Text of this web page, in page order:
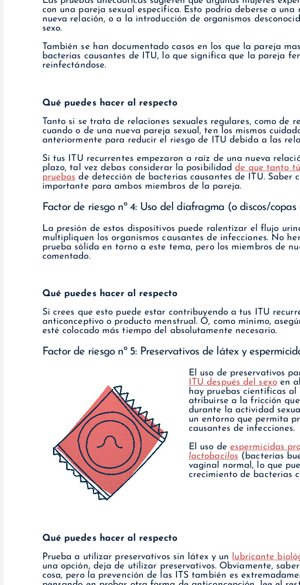
con una pareja sexual específica. Esto podría deberse a
nueva relación, o a la introducción de organismos
sexo.
También se han documentado casos en los que la pareja
bacterias causantes de ITU, lo que significa que la pareja
reinfectándose.
Qué puedes hacer al respecto
Tanto si se trata de relaciones sexuales regulares, como de
cuando o de una nueva pareja sexual, ten los mismos
anteriormente para reducir el riesgo de ITU debida a las
Si tus ITU recurrentes empezaron a raíz de una nueva
plazo, tal vez debas considerar la posibilidad de que tanto
pruebas de detección de bacterias causantes de ITU. Saber
importante para ambos miembros de la pareja.
Factor de riesgo nº 4: Uso del diafragma (o discos/copas
La presión de estos dispositivos puede ralentizar el flujo
multipliquen los organismos causantes de infecciones. No
prueba sólida en torno a este tema, pero los miembros de
comentado.
Qué puedes hacer al respecto
Si crees que esto puede estar contribuyendo a tus ITU
anticonceptivo o producto menstrual. O, como mínimo,
esté colocado más tiempo del absolutamente necesario.
Factor de riesgo nº 5: Preservativos de látex y
El uso de preservativos
ITU después del sexoen
hay pruebas científicas
atribuirse a la fricción
durante la actividad
un entorno que permita
causantes de infecciones.
El uso de espermicidas
lactobacilos (bacterias
vaginal normal, lo que
crecimiento de bacterias
Qué puedes hacer al respecto
Prueba a utilizar preservativos sin látex y un lubricante
una opción, deja de utilizar preservativos. Obviamente,
cosa, pero la prevención de las ITS también es